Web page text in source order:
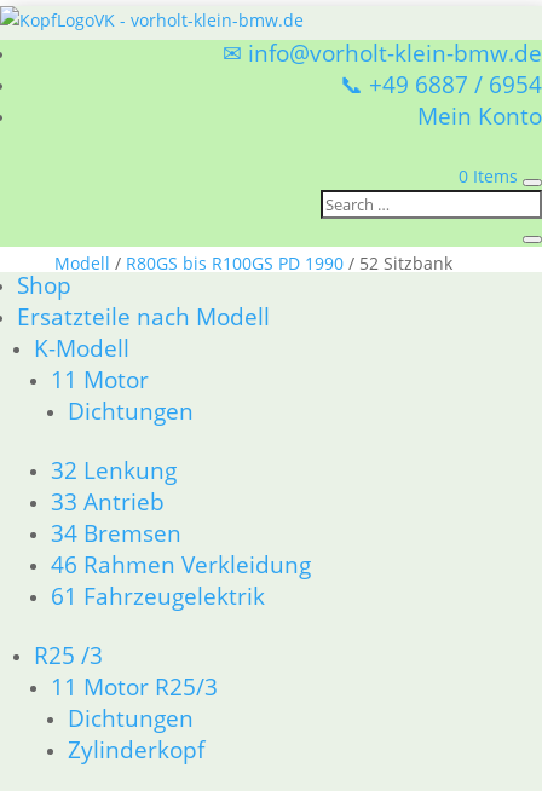
✉ info@vorholt-klein-bmw.de
📞 +49 6887 / 6954
Mein Konto
0 Items
Shop
Ersatzteile nach Modell
K-Modell
11 Motor
Dichtungen
32 Lenkung
33 Antrieb
34 Bremsen
46 Rahmen Verkleidung
61 Fahrzeugelektrik
R25 /3
11 Motor R25/3
Dichtungen
Zylinderkopf
Modell / R80GS bis R100GS PD 1990/ 52 Sitzbank
52 Sitzbank
BMW R80GS bis R100GS PD 1990 52 Sitzbank
Alle 4 Ergebnisse werden angezeigt
Werkzeugkasten
43,85€
Artikelnummer: 1456181
inkl. MwSt.
In den Warenkorb
Puffer Werkzeugkasten
3,80€